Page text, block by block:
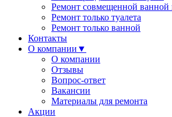
Ремонт совмещенной ванной
Ремонт только туалета
Ремонт только ванной
Контакты
О компании ▼
О компании
Отзывы
Вопрос-ответ
Вакансии
Материалы для ремонта
Акции